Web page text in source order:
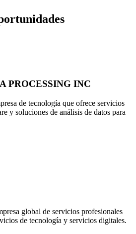
PROCESSING INC
de tecnología que ofrece servicios
y soluciones de análisis de datos para
global de servicios profesionales
de tecnología y servicios digitales.